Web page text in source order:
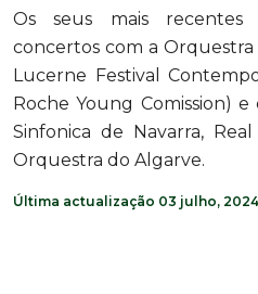
Os seus mais recentes
concertos com a
Lucerne Festival
Roche Young Comission)
Sinfonica de Navarra,
Orquestra do Algarve.
Última actualização 03 julho, 2024